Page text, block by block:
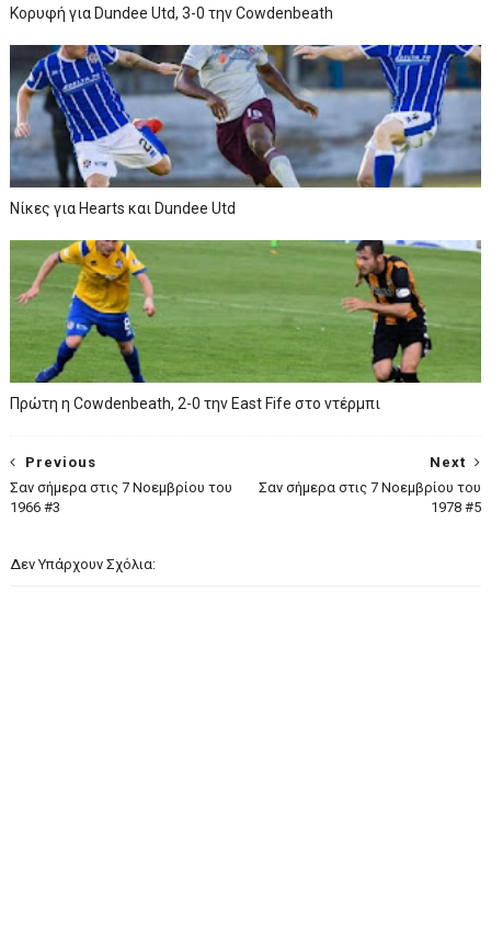
Κορυφή για Dundee Utd, 3-0 την Cowdenbeath
Νίκες για Hearts και Dundee Utd
Πρώτη η Cowdenbeath, 2-0 την East Fife στο ντέρμπι
Next
Σαν σήμερα στις 7 Νοεμβρίου του
1978 #5
Previous
Σαν σήμερα στις 7 Νοεμβρίου του
1966 #3
Δεν Υπάρχουν Σχόλια: